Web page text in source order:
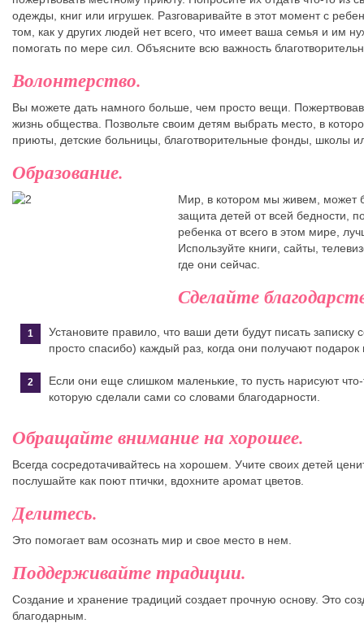
одежды, книг или игрушек. Разговаривайте в этот момент с
том, как у других людей нет всего, что имеет ваша семья и им
помогать по мере сил. Объясните всю важность
Волонтерство.
Вы можете дать намного больше, чем просто вещи.
жизнь общества. Позвольте своим детям выбрать место, в
приюты, детские больницы, благотворительные фонды, школы
Образование.
Мир, в котором мы живем, может
защита детей от всей бедности,
ребенка от всего в этом мире,
Используйте книги, сайты,
где они сейчас.
Сделайте
Установите правило, что ваши дети будут писать записку
просто спасибо) каждый раз, когда они получают
Если они еще слишком маленькие, то пусть нарисуют
которую сделали сами со словами благодарности.
Обращайте внимание на хорошее.
Всегда сосредотачивайтесь на хорошем. Учите своих детей
послушайте как поют птички, вдохните аромат цветов.
Делитесь.
Это помогает вам осознать мир и свое место в нем.
Поддерживайте традиции.
Создание и хранение традиций создает прочную основу. Это
благодарным.